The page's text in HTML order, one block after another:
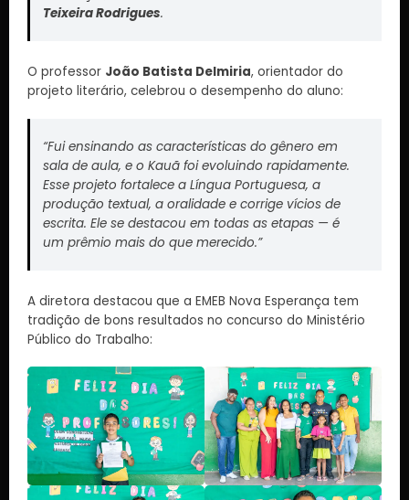
Teixeira Rodrigues.
O professor João Batista Delmiria, orientador do
projeto literário, celebrou o desempenho do aluno:
“Fui ensinando as características do gênero em
sala de aula, e o Kauã foi evoluindo rapidamente.
Esse projeto fortalece a Língua Portuguesa, a
produção textual, a oralidade e corrige vícios de
escrita. Ele se destacou em todas as etapas — é
um prêmio mais do que merecido.”
A diretora destacou que a EMEB Nova Esperança tem
tradição de bons resultados no concurso do Ministério
Público do Trabalho: